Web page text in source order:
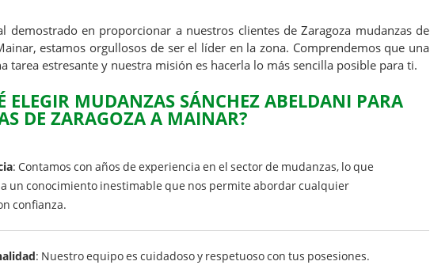
demostrado en proporcionar a nuestros clientes de Zaragoza mudanzas de
estamos orgullosos de ser el líder en la zona. Comprendemos que una
tarea estresante y nuestra misión es hacerla lo más sencilla posible para ti.
ELEGIR MUDANZAS SÁNCHEZ ABELDANI PARA
DE ZARAGOZA A MAINAR?
: Contamos con años de experiencia en el sector de mudanzas, lo que
un conocimiento inestimable que nos permite abordar cualquier
confianza.
: Nuestro equipo es cuidadoso y respetuoso con tus posesiones.